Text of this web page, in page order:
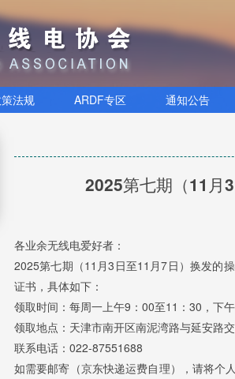
法规 ARDF专区 通知公告
2025第七期（11月
各业余无线电爱好者：
2025第七期（11月3日至11月7日）换发的
证书，具体如下：
领取时间：每周一上午9：00至11：30，下
领取地点：天津市南开区南泥湾路与延安路
联系电话：022-87551688
如需要邮寄（京东快递运费自理），请将个